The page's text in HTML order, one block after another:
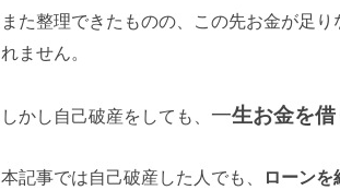
また整理できたものの、この先お金が足
れません。
しかし自己破産をしても、 一生お金を
本記事では自己破産した人でも、 ローンを